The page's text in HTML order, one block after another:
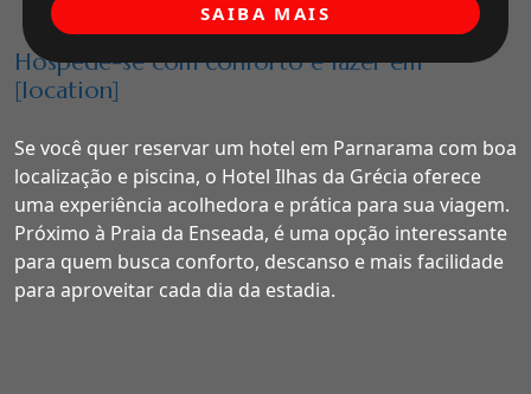
Hospede-se com conforto e lazer em
[location]
Se você quer reservar um hotel em Parnarama com boa
localização e piscina, o Hotel Ilhas da Grécia oferece
uma experiência acolhedora e prática para sua viagem.
Próximo à Praia da Enseada, é uma opção interessante
para quem busca conforto, descanso e mais facilidade
para aproveitar cada dia da estadia.
SAIBA MAIS